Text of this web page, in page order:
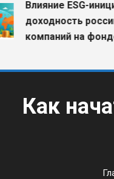
Влияние ESG-
доходность
компаний на
Как